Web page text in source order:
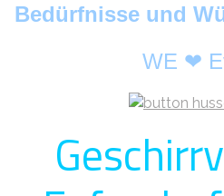
Bedürfnisse und
WE ❤